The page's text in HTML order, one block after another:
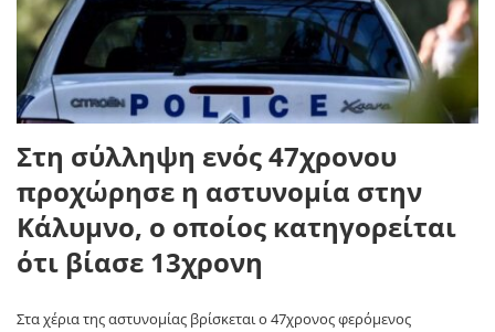
Στη σύλληψη ενός 47χρονου
προχώρησε η αστυνομία στην
Κάλυμνο, ο οποίος κατηγορείται
ότι βίασε 13χρονη
Στα χέρια της αστυνομίας βρίσκεται ο 47χρονος φερόμενος